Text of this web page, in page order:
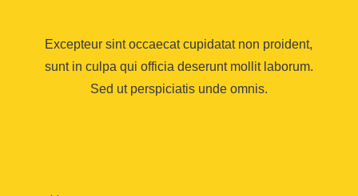
Excepteur sint occaecat cupidatat non proident,
sunt in culpa qui officia deserunt mollit laborum.
Sed ut perspiciatis unde omnis.